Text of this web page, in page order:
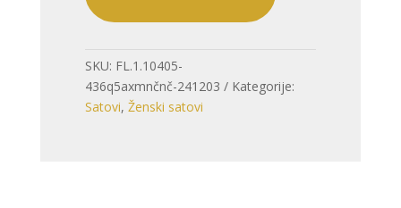
SKU: FL.1.10405-
436q5axmnčnč-241203
Kategorije:
Satovi, Ženski satovi